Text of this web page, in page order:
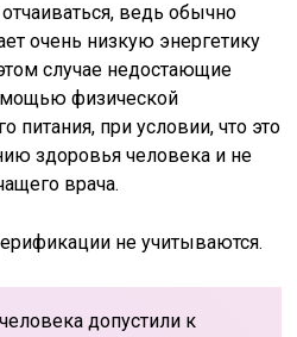
отчаиваться, ведь обычно
очень низкую энергетику
случае недостающие
физической
питания, при условии, что это
здоровья человека и не
врача.
не учитываются.
допустили к